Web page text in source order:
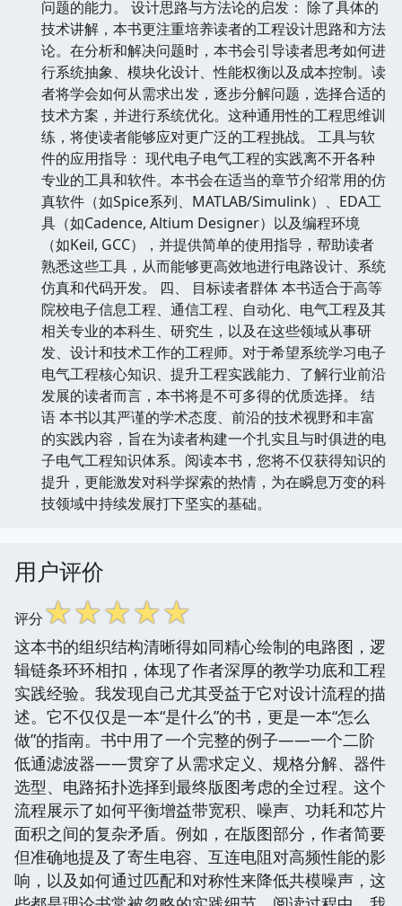
问题的能力。 设计思路与方法论的启发： 除了具体的
技术讲解，本书更注重培养读者的工程设计思路和方法
论。在分析和解决问题时，本书会引导读者思考如何进
行系统抽象、模块化设计、性能权衡以及成本控制。读
者将学会如何从需求出发，逐步分解问题，选择合适的
技术方案，并进行系统优化。这种通用性的工程思维训
练，将使读者能够应对更广泛的工程挑战。 工具与软
件的应用指导： 现代电子电气工程的实践离不开各种
专业的工具和软件。本书会在适当的章节介绍常用的仿
真软件（如Spice系列、MATLAB/Simulink）、EDA工
具（如Cadence, Altium Designer）以及编程环境
（如Keil, GCC），并提供简单的使用指导，帮助读者
熟悉这些工具，从而能够更高效地进行电路设计、系统
仿真和代码开发。 四、 目标读者群体 本书适合于高等
院校电子信息工程、通信工程、自动化、电气工程及其
相关专业的本科生、研究生，以及在这些领域从事研
发、设计和技术工作的工程师。对于希望系统学习电子
电气工程核心知识、提升工程实践能力、了解行业前沿
发展的读者而言，本书将是不可多得的优质选择。 结
语 本书以其严谨的学术态度、前沿的技术视野和丰富
的实践内容，旨在为读者构建一个扎实且与时俱进的电
子电气工程知识体系。阅读本书，您将不仅获得知识的
提升，更能激发对科学探索的热情，为在瞬息万变的科
技领域中持续发展打下坚实的基础。
用户评价
评分☆☆☆☆☆
这本书的组织结构清晰得如同精心绘制的电路图，逻
辑链条环环相扣，体现了作者深厚的教学功底和工程
实践经验。我发现自己尤其受益于它对设计流程的描
述。它不仅仅是一本“是什么”的书，更是一本“怎么
做”的指南。书中用了一个完整的例子——一个二阶
低通滤波器——贯穿了从需求定义、规格分解、器件
选型、电路拓扑选择到最终版图考虑的全过程。这个
流程展示了如何平衡增益带宽积、噪声、功耗和芯片
面积之间的复杂矛盾。例如，在版图部分，作者简要
但准确地提及了寄生电容、互连电阻对高频性能的影
响，以及如何通过匹配和对称性来降低共模噪声，这